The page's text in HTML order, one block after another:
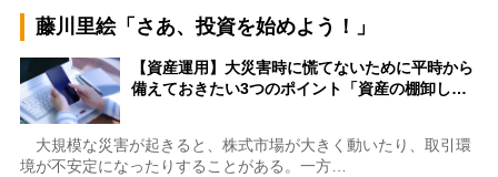
藤川里絵「さあ、投資を始めよう！」
【資産運用】大災害時に慌てないために平時から
備えておきたい3つのポイント「資産の棚卸し…
大規模な災害が起きると、株式市場が大きく動いたり、取引環
境が不安定になったりすることがある。一方…